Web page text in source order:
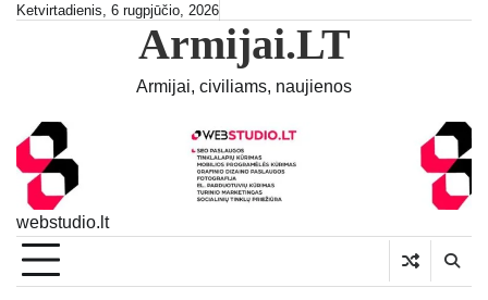
SkipKetvirtadienis, 6 rugpjūčio, 2026
Armijai.LT
Armijai, civiliams, naujienos
webstudio.lt